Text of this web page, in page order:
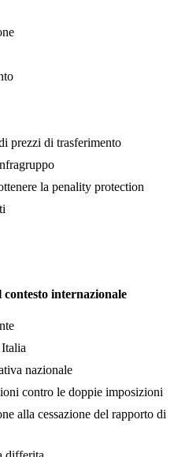
prezzi di trasferimento
la penality protection
internazionale
nazionale
contro le doppie imposizioni
alla cessazione del rapporto di